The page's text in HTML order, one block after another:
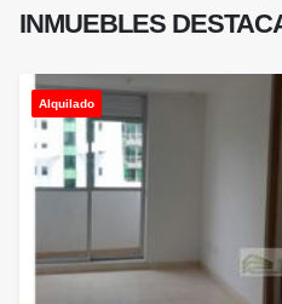
INMUEBLES
Alquilado